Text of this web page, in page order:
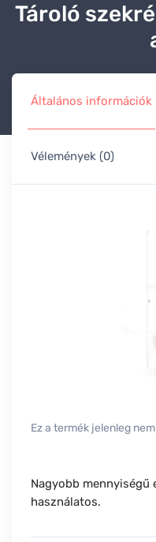
Tároló
Általános információk
Vélemények (0)
Ez a termék jelenleg
Nagyobb
használatos.